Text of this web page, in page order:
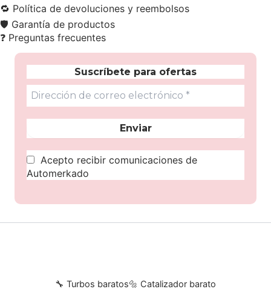
🔁 Política de devoluciones y reembolsos
🛡️ Garantía de productos
❓ Preguntas frecuentes
Suscríbete para ofertas
Acepto recibir comunicaciones de
Automerkado
🔧 Turbos baratos🔩 Catalizador barato